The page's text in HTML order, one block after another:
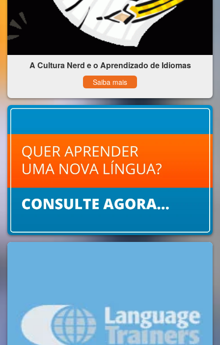
A Cultura Nerd e o Aprendizado de Idiomas
Saiba mais